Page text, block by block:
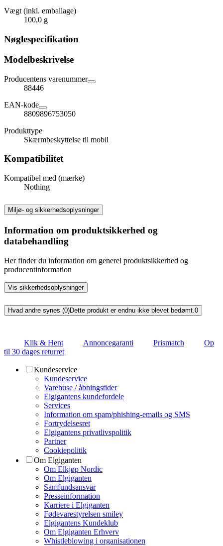
Vægt (inkl. emballage)
100,0 g
Nøglespecifikation
Modelbeskrivelse
Producentens varenummer
88446
EAN-kode
8809896753050
Produkttype
Skærmbeskyttelse til mobil
Kompatibilitet
Kompatibel med (mærke)
Nothing
Miljø- og sikkerhedsoplysninger
Information om produktsikkerhed og
databehandling
Her finder du information om generel produktsikkerhed og
producentinformation
Vis sikkerhedsoplysninger
Hvad andre synes (0)Dette produkt er endnu ikke blevet bedømt.0
Klik & Hent Annoncegaranti Prismatch
Op
til 30 dages returret
Kundeservice
Kundeservice
Varehuse / åbningstider
Elgigantens kundefordele
Services
Information om spam/phishing-emails og SMS
Fortrydelsesret
Elgigantens privatlivspolitik
Partner
Cookiepolitik
Om Elgiganten
Om Elkjøp Nordic
Om Elgiganten
Samfundsansvar
Presseinformation
Karriere i Elgiganten
Fødevarestyrelsen smiley
Elgigantens Kundeklub
Om Elgiganten Erhverv
Whistleblowing i organisationen